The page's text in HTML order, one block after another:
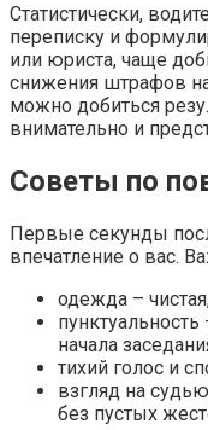
Статистически,
переписку и
или юриста, чаще
снижения штрафов
можно добиться
внимательно и
Советы по
Первые секунды
впечатление о вас.
одежда –
начала
тихий голос и
взгляд на
без пустых